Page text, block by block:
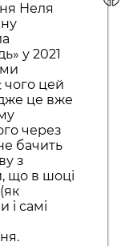
Неля
у 2021
чого цей
це вже
через
бачить
з
що в шоці
і самі